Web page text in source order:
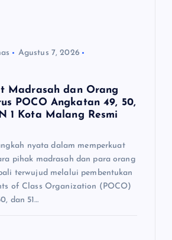
Agustus 7, 2026
Madrasah dan Orang
POCO Angkatan 49, 50,
1 Kota Malang Resmi
nyata dalam memperkuat
pihak madrasah dan para orang
terwujud melalui pembentukan
of Class Organization (POCO)
dan 51…